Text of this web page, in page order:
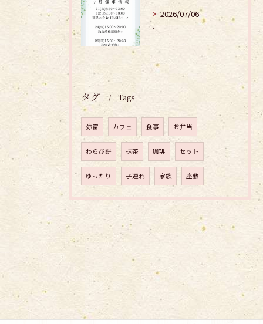
2026/07/06
．
タグ Tags
弥富 カフェ 食事 お弁当
わらび餅 抹茶 珈琲 セット
ゆったり 子連れ 家族 座敷